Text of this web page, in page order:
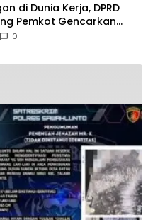
di Dunia Kerja, DPRD
Pemkot Gencarkan
0